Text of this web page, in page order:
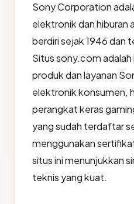
Sony Corporation
elektronik dan hiburan
berdiri sejak 1946 dan
Situs sony.com
produk dan layanan
elektronik konsumen,
perangkat keras
yang sudah terdaftar
menggunakan
situs ini menunjukkan
teknis yang kuat.